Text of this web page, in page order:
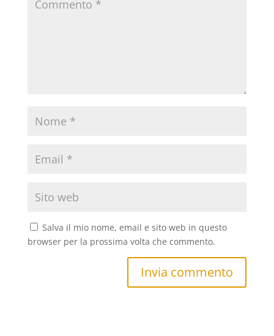
Salva il mio nome, email e sito web in questo
browser per la prossima volta che commento.
Invia commento